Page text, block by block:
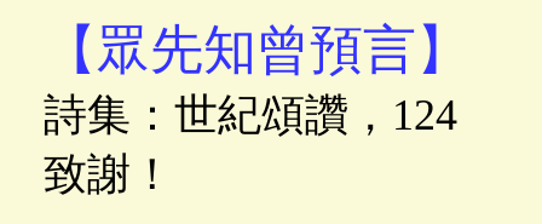
【眾先知曾預言】
詩集：世紀頌讚，
致謝！